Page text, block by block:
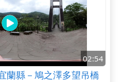
02:54
蘭縣－鳩之澤多望吊橋